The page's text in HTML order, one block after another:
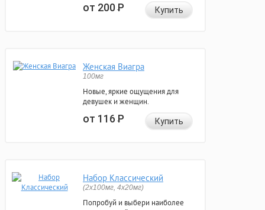
от 200Р Купить
Женская Виагра
100мг
Новые, яркие ощущения для
девушек и женщин.
от 116Р Купить
Набор Классический
(2x100мг, 4x20мг)
Попробуй и выбери наиболее